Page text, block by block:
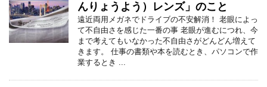
んりょうよう）レンズ」のこと
遠近両用メガネでドライブの不安解消！ 老眼によっ
て不自由さを感じた一番の事 老眼が進むにつれ、今
まで考えてもいなかった不自由さがどんどん増えて
きます。 仕事の書類や本を読むとき、パソコンで作
業するとき ...